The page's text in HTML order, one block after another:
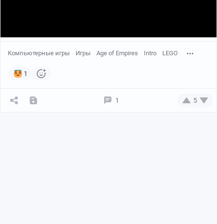
Компьютерные игры Игры Age of Empires Intro LEGO
1
1 5